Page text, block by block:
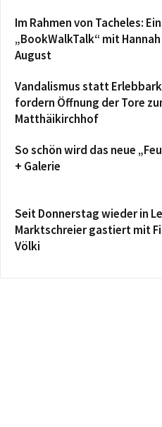
Im Rahmen von Tacheles: Ein
„BookWalkTalk“ mit
August
Vandalismus statt
fordern Öffnung der Tore
Matthäikirchhof
So schön wird das neue
+ Galerie
Seit Donnerstag wieder in
Marktschreier gastiert mit
Völki